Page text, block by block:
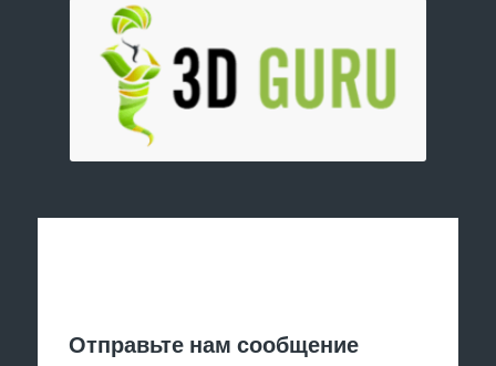
Отправьте нам сообщение